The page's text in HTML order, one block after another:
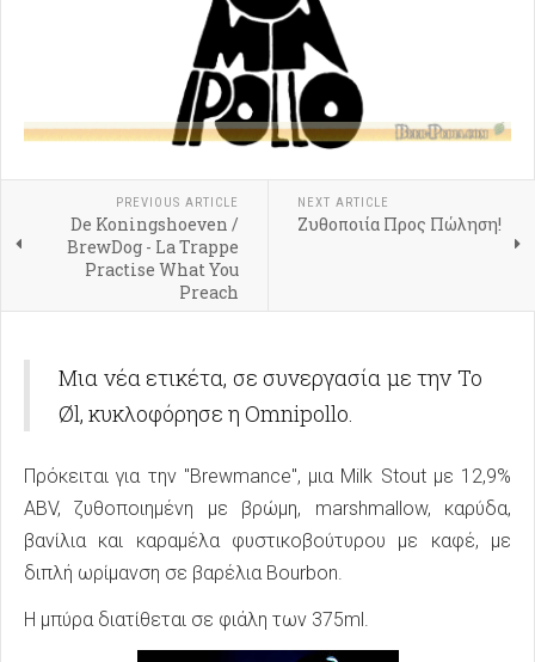
PREVIOUS ARTICLE
De Koningshoeven /
BrewDog - La Trappe
Practise What You
Preach
NEXT ARTICLE
Ζυθοποιία Προς Πώληση!
Μια νέα ετικέτα, σε συνεργασία με την To
Øl, κυκλοφόρησε η Omnipollo.
Πρόκειται για την "Brewmance", μια Milk Stout με 12,9%
ABV, ζυθοποιημένη με βρώμη, marshmallow, καρύδα,
βανίλια και καραμέλα φυστικοβούτυρου με καφέ, με
διπλή ωρίμανση σε βαρέλια Bourbon.
Η μπύρα διατίθεται σε φιάλη των 375ml.